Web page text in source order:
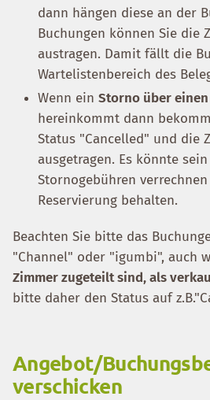
dann hängen diese an der
Buchungen können Sie die
austragen. Damit fällt die
Wartelistenbereich des
Wenn ein Storno über
hereinkommt dann
Status "Cancelled" und die
ausgetragen. Es könnte
Stornogebühren
Reservierung behalten.
Beachten Sie bitte das
"Channel" oder "igumbi", auch
Zimmer zugeteilt sind, als
bitte daher den Status auf
Angebot/
verschicken